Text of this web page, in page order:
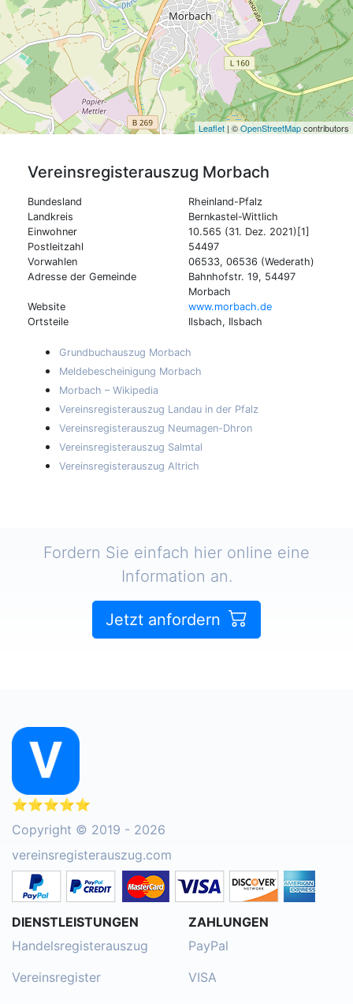
Leaflet | ©OpenStreetMapcontributors
Vereinsregisterauszug Morbach
Bundesland
Rheinland-Pfalz
Landkreis
Bernkastel-Wittlich
Einwohner
10.565 (31. Dez. 2021)[1]
Postleitzahl
54497
Vorwahlen
06533, 06536 (Wederath)
Adresse der Gemeinde
Bahnhofstr. 19, 54497
Morbach
Website
www.morbach.de
Ortsteile
Ilsbach, Ilsbach
Grundbuchauszug Morbach
Meldebescheinigung Morbach
Morbach – Wikipedia
Vereinsregisterauszug Landau in der Pfalz
Vereinsregisterauszug Neumagen-Dhron
Vereinsregisterauszug Salmtal
Vereinsregisterauszug Altrich
Fordern Sie einfach hier online eine
Information an.
Jetzt anfordern
⭐⭐⭐⭐⭐
Copyright © 2019 - 2026
vereinsregisterauszug.com
DIENSTLEISTUNGEN
Handelsregisterauszug
Vereinsregister
ZAHLUNGEN
PayPal
VISA